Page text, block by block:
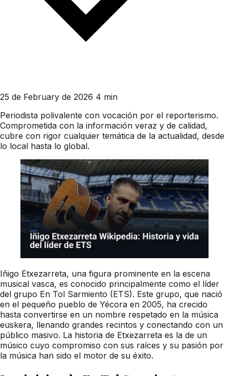
25 de February de 2026 4 min
Periodista polivalente con vocación por el reporterismo.
Comprometida con la información veraz y de calidad,
cubre con rigor cualquier temática de la actualidad, desde
lo local hasta lo global.
Iñigo Etxezarreta, una figura prominente en la escena
musical vasca, es conocido principalmente como el líder
del grupo En Tol Sarmiento (ETS). Este grupo, que nació
en el pequeño pueblo de Yécora en 2005, ha crecido
hasta convertirse en un nombre respetado en la música
euskera, llenando grandes recintos y conectando con un
público masivo. La historia de Etxezarreta es la de un
músico cuyo compromiso con sus raíces y su pasión por
la música han sido el motor de su éxito.